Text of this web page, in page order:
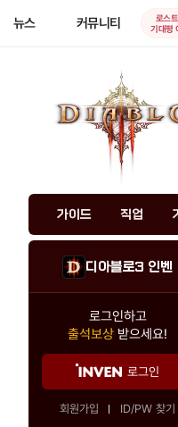
뉴스 커뮤니티
로스
기대평
가이드 직업
디아블로3 인벤
로그인하고
출석보상 받으세요!
로그인
회원가입 ID/PW 찾기